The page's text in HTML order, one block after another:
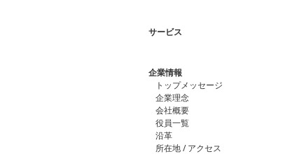
サービス
企業情報
トップメッセージ
企業理念
会社概要
役員一覧
沿革
所在地 / アクセス